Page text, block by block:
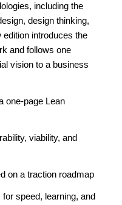
including the
design thinking,
introduces the
and follows one
vision to a business
one-page Lean
viability, and
on a traction roadmap
speed, learning, and